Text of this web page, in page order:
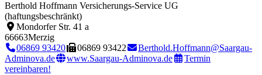
Berthold Hoffmann Versicherungs-Service UG
(haftungsbeschränkt)
Mondorfer Str. 41 a
66663Merzig
06869 93420
06869 93422
Berthold.Hoffmann@Saargau-
Adminova.de
www.Saargau-Adminova.de
Termin
vereinbaren!